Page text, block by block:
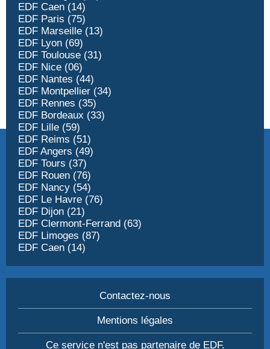
EDF Caen (14)
EDF Paris (75)
EDF Marseille (13)
EDF Lyon (69)
EDF Toulouse (31)
EDF Nice (06)
EDF Nantes (44)
EDF Montpellier (34)
EDF Rennes (35)
EDF Bordeaux (33)
EDF Lille (59)
EDF Reims (51)
EDF Angers (49)
EDF Tours (37)
EDF Rouen (76)
EDF Nancy (54)
EDF Le Havre (76)
EDF Dijon (21)
EDF Clermont-Ferrand (63)
EDF Limoges (87)
EDF Caen (14)
Contactez-nous
Mentions légales
Ce service n'est pas partenaire de EDF.